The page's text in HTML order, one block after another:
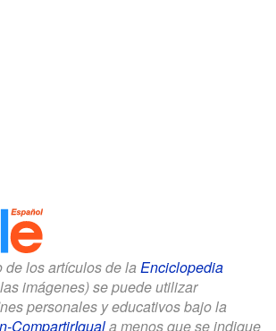
de los artículos de la Enciclopedia
imágenes) se puede utilizar
personales y educativos bajo la
CompartirIguala menos que se indique